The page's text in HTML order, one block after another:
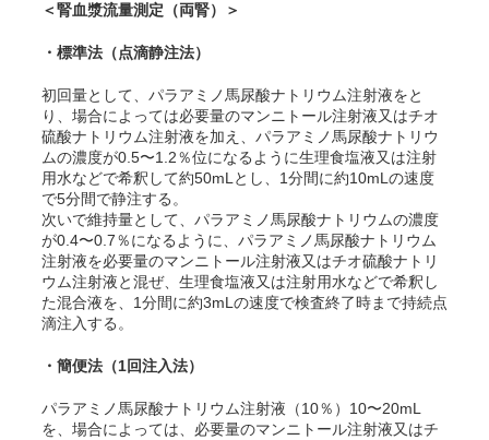
＜腎血漿流量測定（両腎）＞
・標準法（点滴静注法）
初回量として、パラアミノ馬尿酸ナトリウム注射液をと
り、場合によっては必要量のマンニトール注射液又はチオ
硫酸ナトリウム注射液を加え、パラアミノ馬尿酸ナトリウ
ムの濃度が0.5〜1.2％位になるように生理食塩液又は注射
用水などで希釈して約50mLとし、1分間に約10mLの速度
で5分間で静注する。
次いで維持量として、パラアミノ馬尿酸ナトリウムの濃度
が0.4〜0.7％になるように、パラアミノ馬尿酸ナトリウム
注射液を必要量のマンニトール注射液又はチオ硫酸ナトリ
ウム注射液と混ぜ、生理食塩液又は注射用水などで希釈し
た混合液を、1分間に約3mLの速度で検査終了時まで持続点
滴注入する。
・簡便法（1回注入法）
パラアミノ馬尿酸ナトリウム注射液（10％）10〜20mL
を、場合によっては、必要量のマンニトール注射液又はチ